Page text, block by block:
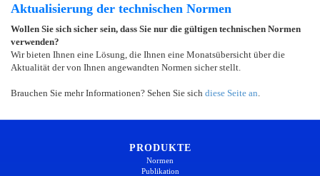
Aktualisierung der technischen Normen
Wollen Sie sich sicher sein, dass Sie nur die gültigen technischen Normen
verwenden?
Wir bieten Ihnen eine Lösung, die Ihnen eine Monatsübersicht über die
Aktualität der von Ihnen angewandten Normen sicher stellt.
Brauchen Sie mehr Informationen? Sehen Sie sich diese Seite an
PRODUKTE
Normen
Publikation